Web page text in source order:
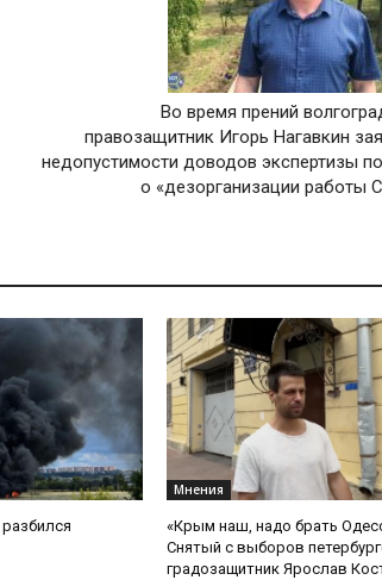
Во время прений
правозащитник Игорь Нагавкин
недопустимости доводов экспертизы
о «дезорганизации работы
Мнения
«Крым наш, надо брать
Снятый с выборов
градозащитник Ярослав